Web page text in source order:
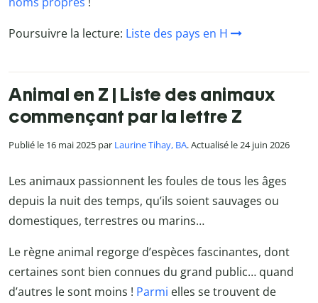
Poursuivre la lecture: Liste des pays en H
Animal en Z | Liste des animaux
commençant par la lettre Z
Publié le 16 mai 2025 par Laurine Tihay, BA. Actualisé le 24 juin 2026
Les animaux passionnent les foules de tous les âges
depuis la nuit des temps, qu’ils soient sauvages ou
domestiques, terrestres ou marins…
Le règne animal regorge d’espèces fascinantes, dont
certaines sont bien connues du grand public… quand
d’autres le sont moins ! Parmi elles se trouvent de